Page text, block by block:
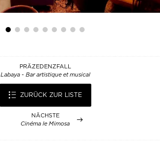
PRÄZEDENZFALL
Labaya - Bar artistique et musical
ZURÜCK ZUR LISTE
NÄCHSTE
Cinéma le Mimosa